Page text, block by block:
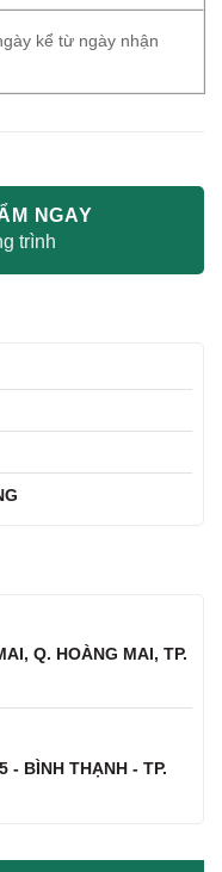
kể từ ngày nhận
NGAY
trình
Q. HOÀNG MAI, TP.
- BÌNH THẠNH - TP.